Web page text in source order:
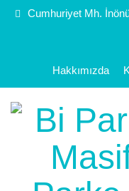
Cumhuriyet Mh.
Hakkımızda